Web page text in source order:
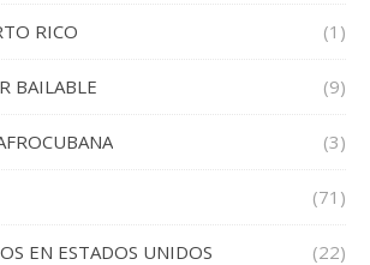
RICO (1)
BAILABLE (9)
(3)
(71)
EN ESTADOS UNIDOS (22)